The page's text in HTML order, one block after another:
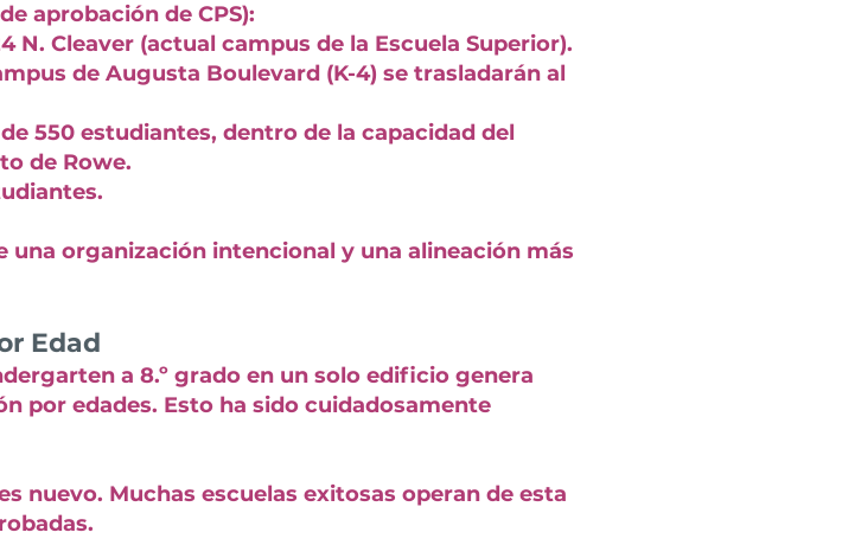
aprobación de CPS):
N. Cleaver (actual campus de la Escuela Superior).
de Augusta Boulevard (K-4) se trasladarán al
550 estudiantes, dentro de la capacidad del
de Rowe.
organización intencional y una alineación más
Edad
a 8.º grado en un solo edificio genera
por edades. Esto ha sido cuidadosamente
nuevo. Muchas escuelas exitosas operan de esta